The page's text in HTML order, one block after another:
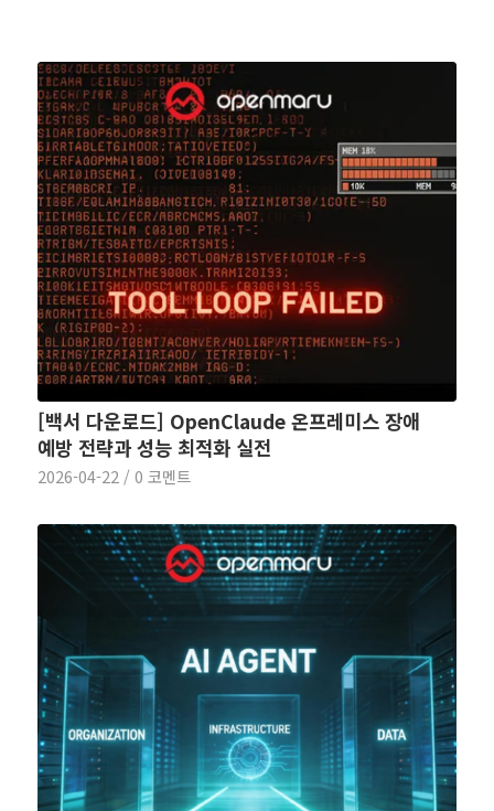
[백서 다운로드] OpenClaude 온프레미스 장애
예방 전략과 성능 최적화 실전
2026-04-22 / 0 코멘트